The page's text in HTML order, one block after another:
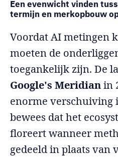
Een evenwicht vinden
termijn en merkopbouw
Voordat AI metingen
moeten de
toegankelijk zijn. De
Google's Meridianin
enorme verschuiving
bewees dat het
floreert wanneer
gedeeld in plaats van